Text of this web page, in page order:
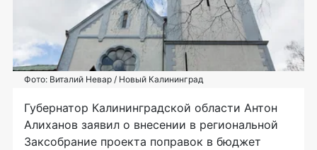
Фото: Виталий Невар / Новый Калининград
Губернатор Калининградской области Антон
Алиханов заявил о внесении в региональной
Заксобрание проекта поправок в бюджет